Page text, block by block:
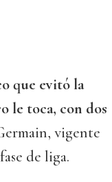
que evitó la
le toca, con dos
vigente
de liga.